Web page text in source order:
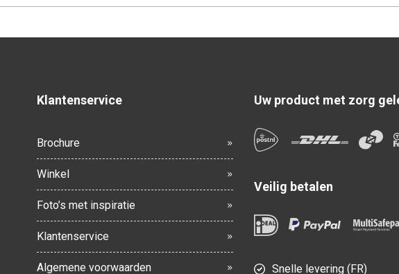
Klantenservice
Brochure
Winkel
Foto’s met inspiratie
Klantenservice
Algemene voorwaarden
Uw product met zorg
Veilig betalen
Snelle levering (FR)